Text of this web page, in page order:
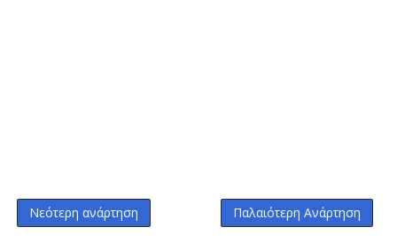
Νεότερη ανάρτηση Παλαιότερη Ανάρτηση